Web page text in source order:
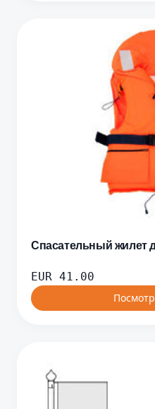
Спасательный жилет
EUR 41.00